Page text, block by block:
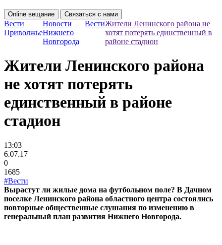
Online вещание Связаться с нами
Вести
Приволжье
Новости
Нижнего
Новгорода
ВестиЖители Ленинского района не
хотят потерять единственный в
районе стадион
Жители Ленинского района
не хотят потерять
единственный в районе
стадион
13:03
6.07.17
0
1685
#Вести
Вырастут ли жилые дома на футбольном поле? В Дачном
поселке Ленинского района областного центра состоялись
повторные общественные слушания по изменению в
генеральный план развития Нижнего Новгорода.